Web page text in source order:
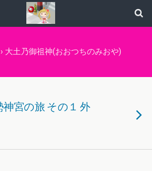
大土乃御祖神(おおつちのみおや)
神宮の旅 その１ 外